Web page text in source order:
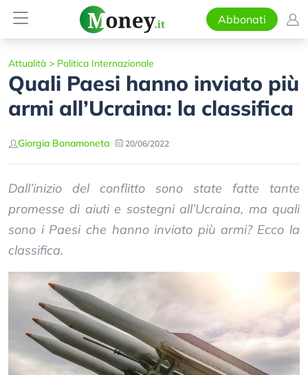
Abbonati
Attualità > Politica Internazionale
Quali Paesi hanno inviato più
armi all’Ucraina: la classifica
Giorgia Bonamoneta 20/06/2022
Dall’inizio del conflitto sono state fatte tante
promesse di aiuti e sostegni all’Ucraina, ma quali
sono i Paesi che hanno inviato più armi? Ecco la
classifica.